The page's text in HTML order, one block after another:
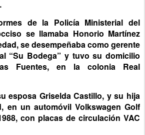
de la Policía Ministerial del
se llamaba Honorio Martínez
se desempeñaba como gerente
“Su Bodega” y tuvo su domicilio
Fuentes, en la colonia Real
esposa Griselda Castillo, y su hija
en un automóvil Volkswagen Golf
con placas de circulación VAC